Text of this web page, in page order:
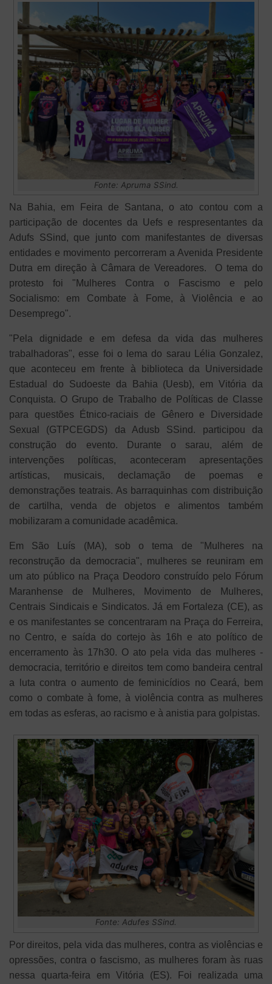
Fonte: Apruma SSind.
Na Bahia, em Feira de Santana, o ato contou com a
participação de docentes da Uefs e respresentantes da
Adufs SSind, que junto com manifestantes de diversas
entidades e movimento percorreram a Avenida Presidente
Dutra em direção à Câmara de Vereadores. O tema do
protesto foi "Mulheres Contra o Fascismo e pelo
Socialismo: em Combate à Fome, à Violência e ao
Desemprego".
"Pela dignidade e em defesa da vida das mulheres
trabalhadoras", esse foi o lema do sarau Lélia Gonzalez,
que aconteceu em frente à biblioteca da Universidade
Estadual do Sudoeste da Bahia (Uesb), em Vitória da
Conquista. O Grupo de Trabalho de Políticas de Classe
para questões Étnico-raciais de Gênero e Diversidade
Sexual (GTPCEGDS) da Adusb SSind. participou da
construção do evento. Durante o sarau, além de
intervenções políticas, aconteceram apresentações
artísticas, musicais, declamação de poemas e
demonstrações teatrais. As barraquinhas com distribuição
de cartilha, venda de objetos e alimentos também
mobilizaram a comunidade acadêmica.
Em São Luís (MA), sob o tema de "Mulheres na
reconstrução da democracia", mulheres se reuniram em
um ato público na Praça Deodoro construído pelo Fórum
Maranhense de Mulheres, Movimento de Mulheres,
Centrais Sindicais e Sindicatos. Já em Fortaleza (CE), as
e os manifestantes se concentraram na Praça do Ferreira,
no Centro, e saída do cortejo às 16h e ato político de
encerramento às 17h30. O ato pela vida das mulheres -
democracia, território e direitos tem como bandeira central
a luta contra o aumento de feminicídios no Ceará, bem
como o combate à fome, à violência contra as mulheres
em todas as esferas, ao racismo e à anistia para golpistas.
Fonte: Adufes SSind.
Por direitos, pela vida das mulheres, contra as violências e
opressões, contra o fascismo, as mulheres foram às ruas
nessa quarta-feira em Vitória (ES). Foi realizada uma